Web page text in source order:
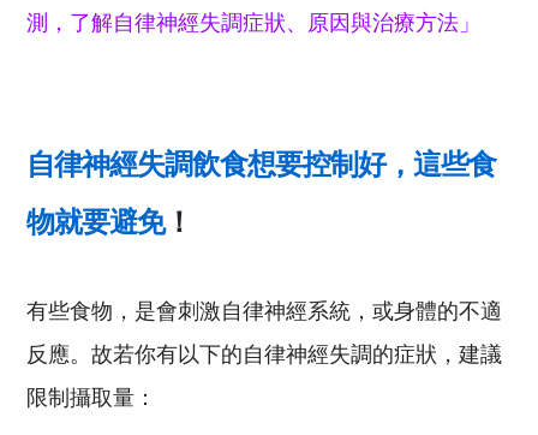
測，了解自律神經失調症狀、原因與治療方法」
自律神經失調飲食想要控制好，這些食
物就要避免！
有些食物，是會刺激自律神經系統，或身體的不適
反應。故若你有以下的自律神經失調的症狀，建議
限制攝取量：